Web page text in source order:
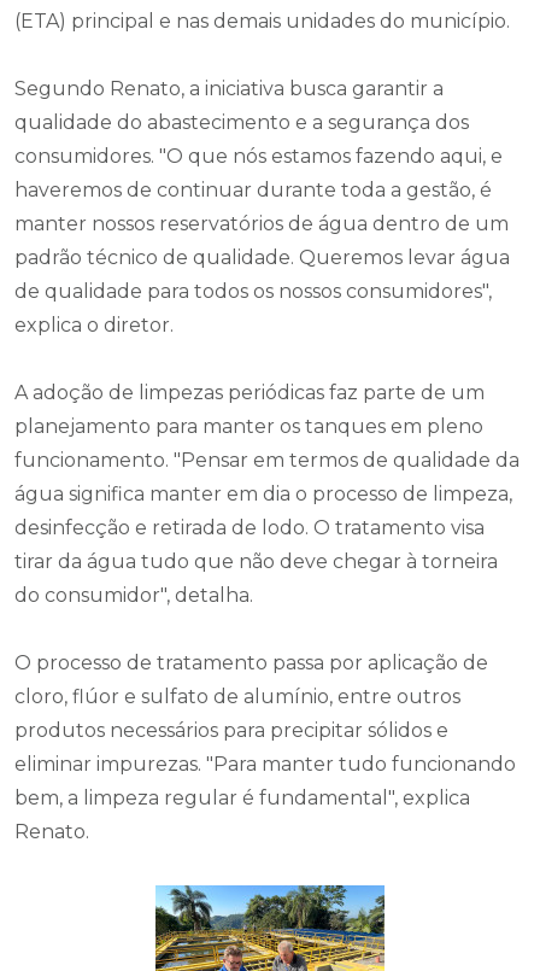
(ETA) principal e nas demais unidades do município.
Segundo Renato, a iniciativa busca garantir a
qualidade do abastecimento e a segurança dos
consumidores. "O que nós estamos fazendo aqui, e
haveremos de continuar durante toda a gestão, é
manter nossos reservatórios de água dentro de um
padrão técnico de qualidade. Queremos levar água
de qualidade para todos os nossos consumidores",
explica o diretor.
A adoção de limpezas periódicas faz parte de um
planejamento para manter os tanques em pleno
funcionamento. "Pensar em termos de qualidade da
água significa manter em dia o processo de limpeza,
desinfecção e retirada de lodo. O tratamento visa
tirar da água tudo que não deve chegar à torneira
do consumidor", detalha.
O processo de tratamento passa por aplicação de
cloro, flúor e sulfato de alumínio, entre outros
produtos necessários para precipitar sólidos e
eliminar impurezas. "Para manter tudo funcionando
bem, a limpeza regular é fundamental", explica
Renato.